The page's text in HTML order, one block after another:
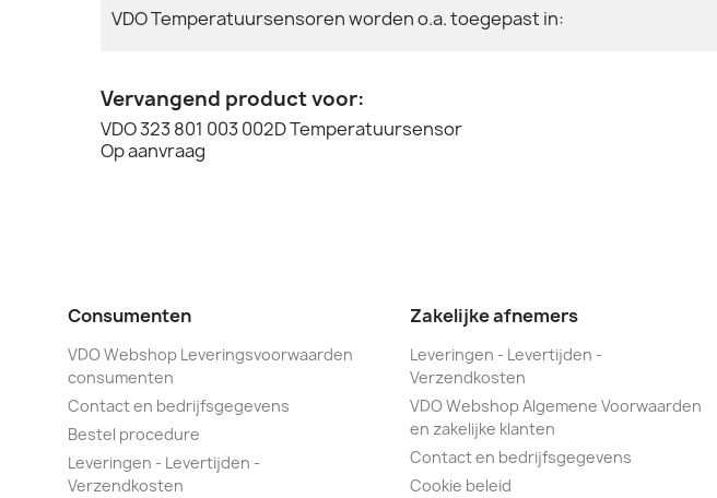
VDO Temperatuursensoren worden o.a. toegepast in:
Vervangend product voor:
VDO 323 801 003 002D Temperatuursensor
Op aanvraag
Consumenten
VDO Webshop Leveringsvoorwaarden
consumenten
Contact en bedrijfsgegevens
Bestel procedure
Leveringen - Levertijden -
Verzendkosten
Zakelijke afnemers
Leveringen - Levertijden -
Verzendkosten
VDO Webshop Algemene Voorwaarden
en zakelijke klanten
Contact en bedrijfsgegevens
Cookie beleid